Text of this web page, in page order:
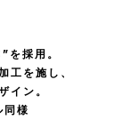
採用。
工を施し、
イン。
様